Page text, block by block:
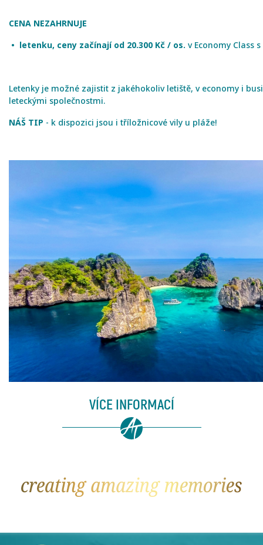
CENA NEZAHRNUJE
• letenku, ceny začínají od 20.300 Kč / os. v Economy Class
Letenky je možné zajistit z jakéhokoliv letiště, v economy i
leteckými společnostmi.
NÁŠ TIP - k dispozici jsou i tříložnicové vily u pláže!
VÍCE INFORMACÍ